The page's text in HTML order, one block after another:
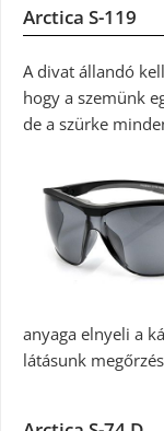
Arctica S-119
A divat állandó
hogy a szemünk
de a szürke
anyaga elnyeli a
látásunk